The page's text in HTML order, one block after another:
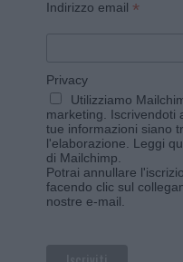
Indirizzo email *
Privacy
Utilizziamo
marketing. Iscrivendoti
tue informazioni siano
l'elaborazione. Leggi
di Mailchimp
Potrai annullare
facendo clic sul
nostre e-mail.